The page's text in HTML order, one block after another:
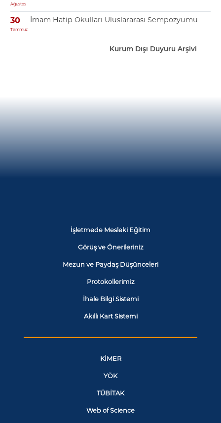
Ağustos
30
Temmuz
İmam Hatip Okulları Uluslararası Sempozyumu
Kurum Dışı Duyuru Arşivi
İşletmede Mesleki Eğitim
Görüş ve Önerileriniz
Mezun ve Paydaş Düşünceleri
Protokollerimiz
İhale Bilgi Sistemi
Akıllı Kart Sistemi
KİMER
YÖK
TÜBİTAK
Web of Science